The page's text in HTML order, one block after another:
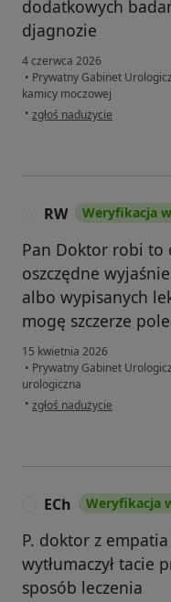
dodatkowych
djagnozie
4 czerwca 2026
• Prywatny Gabinet
kamicy moczowej
• w opinii użytkownika Broda
zgłoś nadużycie
RW Weryfikacja
Pan Doktor robi to
oszczędne
albo wypisanych
mogę szczerze
15 kwietnia 2026
• Prywatny Gabinet
urologiczna
• w opinii użytkownika RW
zgłoś nadużycie
ECh Weryfikacja
P. doktor z
wytłumaczył tacie
sposób leczenia